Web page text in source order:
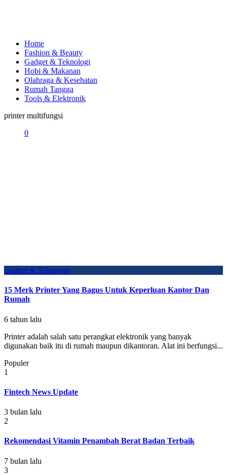
Home
Fashion & Beauty
Gadget & Teknologi
Hobi & Makanan
Olahraga & Kesehatan
Rumah Tangga
Tools & Elektronik
printer multifungsi
0
Gadget & Teknologi
15 Merk Printer Yang Bagus Untuk Keperluan Kantor Dan
Rumah
6 tahun lalu
Printer adalah salah satu perangkat elektronik yang banyak
digunakan baik itu di rumah maupun dikantoran. Alat ini berfungsi...
Populer
1
Fintech News Update
3 bulan lalu
2
Rekomendasi Vitamin Penambah Berat Badan Terbaik
7 bulan lalu
3